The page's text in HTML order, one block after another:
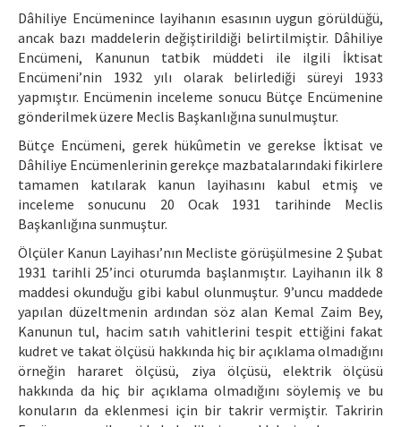
Dâhiliye Encümenince layihanın esasının uygun görüldüğü,
ancak bazı maddelerin değiştirildiği belirtilmiştir. Dâhiliye
Encümeni, Kanunun tatbik müddeti ile ilgili İktisat
Encümeni’nin 1932 yılı olarak belirlediği süreyi 1933
yapmıştır. Encümenin inceleme sonucu Bütçe Encümenine
gönderilmek üzere Meclis Başkanlığına sunulmuştur.
Bütçe Encümeni, gerek hükûmetin ve gerekse İktisat ve
Dâhiliye Encümenlerinin gerekçe mazbatalarındaki fikirlere
tamamen katılarak kanun layihasını kabul etmiş ve
inceleme sonucunu 20 Ocak 1931 tarihinde Meclis
Başkanlığına sunmuştur.
Ölçüler Kanun Layihası’nın Mecliste görüşülmesine 2 Şubat
1931 tarihli 25’inci oturumda başlanmıştır. Layihanın ilk 8
maddesi okunduğu gibi kabul olunmuştur. 9’uncu maddede
yapılan düzeltmenin ardından söz alan Kemal Zaim Bey,
Kanunun tul, hacim satıh vahitlerini tespit ettiğini fakat
kudret ve takat ölçüsü hakkında hiç bir açıklama olmadığını
örneğin hararet ölçüsü, ziya ölçüsü, elektrik ölçüsü
hakkında da hiç bir açıklama olmadığını söylemiş ve bu
konuların da eklenmesi için bir takrir vermiştir. Takririn